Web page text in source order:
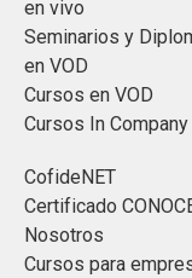
en vivo
Seminarios y
en VOD
Cursos en VOD
Cursos In Company
CofideNET
Certificado
Nosotros
Cursos para